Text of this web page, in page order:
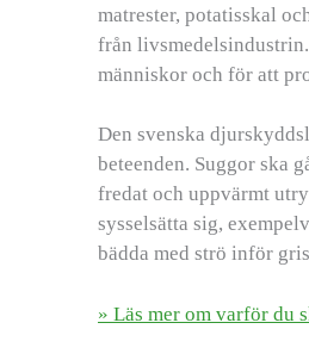
matrester, potatisskal
från
människor och för att
Den svenska
beteenden. Suggor ska
fredat och uppvärmt
sysselsätta sig,
bädda med strö inför
» Läs mer om varför du